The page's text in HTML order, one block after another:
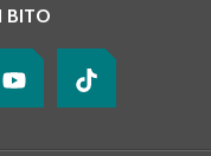
BITO